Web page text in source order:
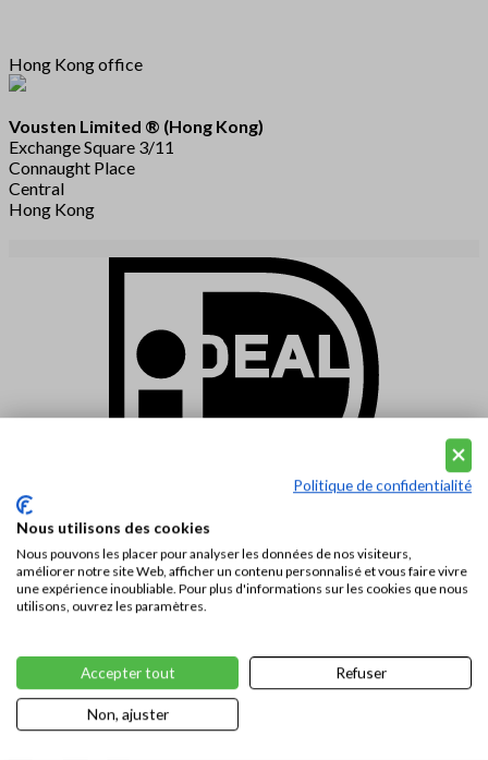
Hong Kong office
Vousten Limited ® (Hong Kong)
Exchange Square 3/11
Connaught Place
Central
Hong Kong
Politique de confidentialité
Nous utilisons des cookies
Nous pouvons les placer pour analyser les données de nos visiteurs,
améliorer notre site Web, afficher un contenu personnalisé et vous faire vivre
une expérience inoubliable. Pour plus d'informations sur les cookies que nous
utilisons, ouvrez les paramètres.
Accepter tout Refuser
Non, ajuster